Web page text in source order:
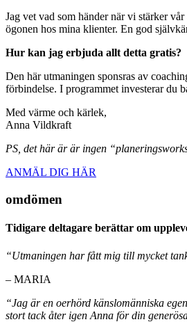
Jag vet vad som händer när vi stärker
ögonen hos mina klienter. En god
Hur kan jag erbjuda allt detta gratis?
Den här utmaningen sponsras av
förbindelse. I programmet investerar du
Med värme och kärlek,
Anna Vildkraft
PS, det här är är ingen
ANMÄL DIG HÄR
omdömen
Tidigare deltagare berättar om
“Utmaningen har fått mig till mycket
– MARIA
“Jag är en oerhörd känslomänniska
stort tack åter igen Anna för din